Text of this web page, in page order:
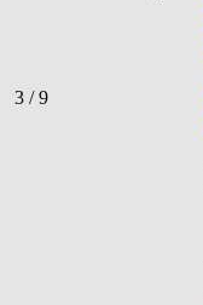
3 / 9